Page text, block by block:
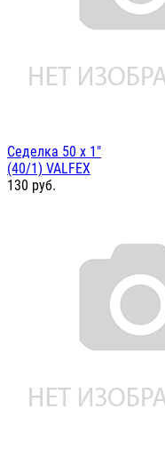
Седелка 50 х 1"
(40/1) VALFEX
130 руб.